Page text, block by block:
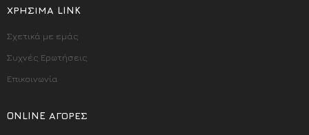
ΧΡΉΣΙΜΑ LINK
Σχετικά με εμάς
Συχνές Ερωτήσεις
Επικοινωνία
ONLINE ΑΓΟΡΈΣ